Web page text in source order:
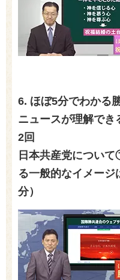
6. ほぼ5分でわかる
ニュースが理解でき
2回
日本共産党につい
る一般的なイメー
分）